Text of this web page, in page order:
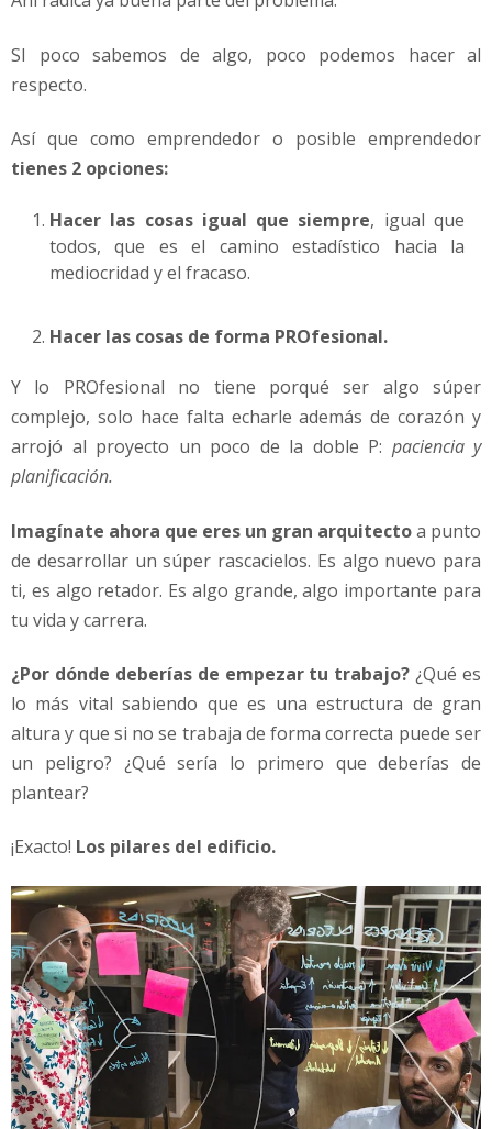
l
e
k
e
i
n
g
e
t
a
s
a
a
g
e
t
q
u
e
n
b
d
e
m
a
r
k
e
t
n
SI poco sabemos de algo, poco podemos hacer al
respecto.
Así que como emprendedor o posible emprendedor
tienes 2 opciones:
Hacer las cosas igual que siempre, igual que
todos, que es el camino estadístico hacia la
mediocridad y el fracaso.
Hacer las cosas de forma PROfesional.
Y lo PROfesional no tiene porqué ser algo súper
complejo, solo hace falta echarle además de corazón y
arrojó al proyecto un poco de la doble P: paciencia y
planificación.
Imagínate ahora que eres un gran arquitectoa punto
de desarrollar un súper rascacielos. Es algo nuevo para
ti, es algo retador. Es algo grande, algo importante para
tu vida y carrera.
¿Por dónde deberías de empezar tu trabajo? ¿Qué es
lo más vital sabiendo que es una estructura de gran
altura y que si no se trabaja de forma correcta puede ser
un peligro? ¿Qué sería lo primero que deberías de
plantear?
¡Exacto! Los pilares del edificio.